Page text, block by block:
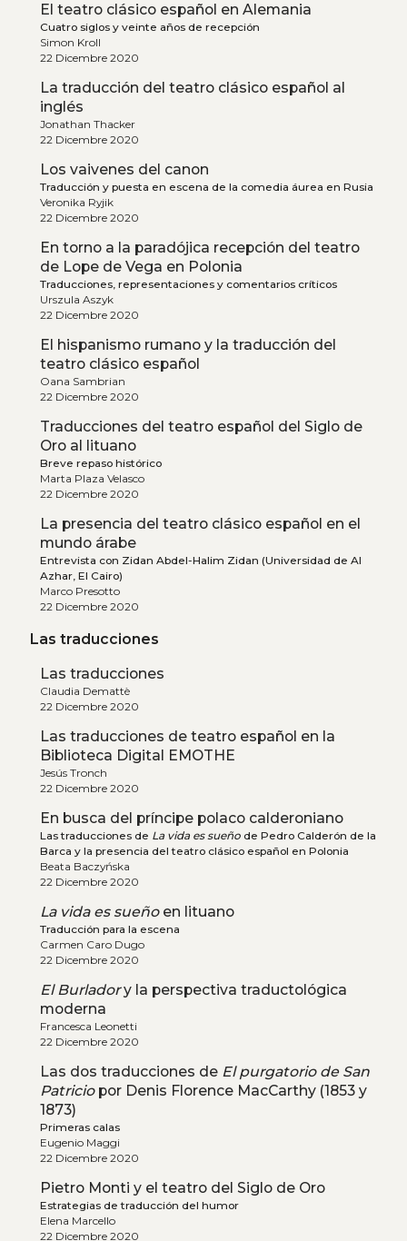
El teatro clásico español en Alemania
Cuatro siglos y veinte años de recepción
Simon Kroll
22 Dicembre 2020
La traducción del teatro clásico español al
inglés
Jonathan Thacker
22 Dicembre 2020
Los vaivenes del canon
Traducción y puesta en escena de la comedia áurea en Rusia
Veronika Ryjik
22 Dicembre 2020
En torno a la paradójica recepción del teatro
de Lope de Vega en Polonia
Traducciones, representaciones y comentarios críticos
Urszula Aszyk
22 Dicembre 2020
El hispanismo rumano y la traducción del
teatro clásico español
Oana Sambrian
22 Dicembre 2020
Traducciones del teatro español del Siglo de
Oro al lituano
Breve repaso histórico
Marta Plaza Velasco
22 Dicembre 2020
La presencia del teatro clásico español en el
mundo árabe
Entrevista con Zidan Abdel-Halim Zidan (Universidad de Al
Azhar, El Cairo)
Marco Presotto
22 Dicembre 2020
Las traducciones
Las traducciones
Claudia Demattè
22 Dicembre 2020
Las traducciones de teatro español en la
Biblioteca Digital EMOTHE
Jesús Tronch
22 Dicembre 2020
En busca del príncipe polaco calderoniano
Las traducciones de La vida es sueñode Pedro Calderón de la
Barca y la presencia del teatro clásico español en Polonia
Beata Baczyńska
22 Dicembre 2020
La vida es sueñoen lituano
Traducción para la escena
Carmen Caro Dugo
22 Dicembre 2020
El Burladory la perspectiva traductológica
moderna
Francesca Leonetti
22 Dicembre 2020
Las dos traducciones de El purgatorio de San
Patriciopor Denis Florence MacCarthy (1853 y
1873)
Primeras calas
Eugenio Maggi
22 Dicembre 2020
Pietro Monti y el teatro del Siglo de Oro
Estrategias de traducción del humor
Elena Marcello
22 Dicembre 2020